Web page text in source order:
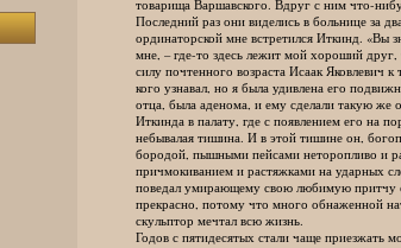
товарища Варшавского. Вдруг с ним что-
Последний раз они виделись в больнице за два
ординаторской мне встретился Иткинд. «Вы
мне, – где-то здесь лежит мой хороший друг,
силу почтенного возраста Исаак Яковлевич к
кого узнавал, но я была удивлена его
отца, была аденома, и ему сделали такую же
Иткинда в палату, где с появлением его на
небывалая тишина. И в этой тишине он,
бородой, пышными пейсами неторопливо и
причмокиванием и растяжками на ударных
поведал умирающему свою любимую притчу о
прекрасно, потому что много обнаженной
скульптор мечтал всю жизнь.
Годов с пятидесятых стали чаще приезжать